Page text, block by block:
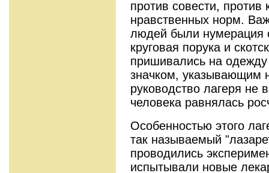
против совести,
нравственных норм.
людей были нумерация
круговая порука и
пришивались на
значком, указывающим
руководство лагеря не
человека равнялась
Особенностью этого
так называемый
проводились
испытывали новые